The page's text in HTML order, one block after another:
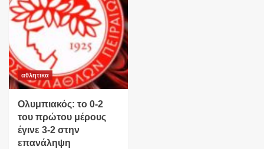
αθλητικα
Ολυμπιακός: το 0-2
του πρώτου μέρους
έγινε 3-2 στην
επανάληψη